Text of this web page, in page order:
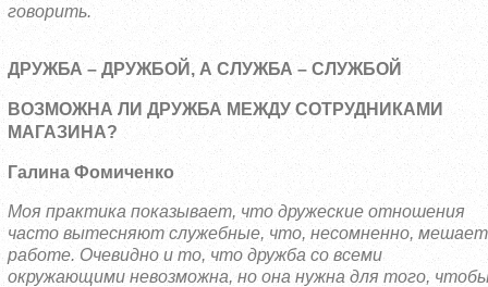
говорить.
ДРУЖБА – ДРУЖБОЙ, А СЛУЖБА – СЛУЖБОЙ
ВОЗМОЖНА ЛИ ДРУЖБА МЕЖДУ СОТРУДНИКАМИ
МАГАЗИНА?
Галина Фомиченко
Моя практика показывает, что дружеские отношения
часто вытесняют служебные, что, несомненно, мешает
работе. Очевидно и то, что дружба со всеми
окружающими невозможна, но она нужна для того,